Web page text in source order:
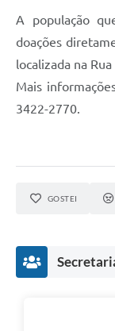
A população
doações
localizada na
Mais
3422-2770.
GOSTEI